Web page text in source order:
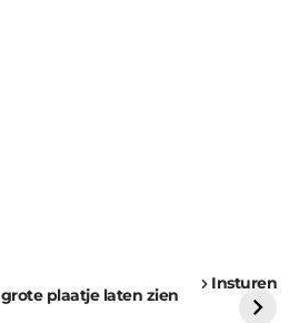
Insturen
plaatje laten zien
uitdaging